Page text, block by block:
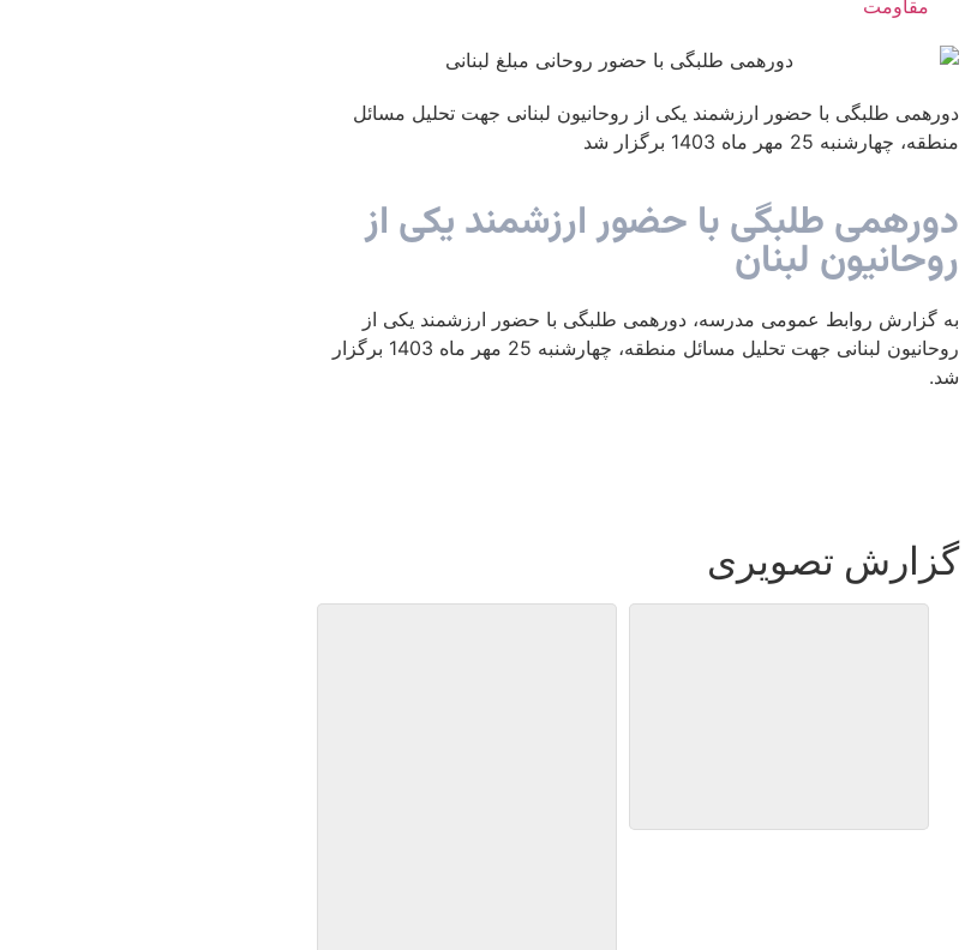
مقاومت
دورهمی طلبگی با حضور ارزشمند یکی از روحانیون لبنانی جهت تحلیل مسائل
منطقه، چهارشنبه 25 مهر ماه 1403 برگزار شد
دورهمی طلبگی با حضور ارزشمند یکی از
روحانیون لبنان
به گزارش روابط عمومی مدرسه، دورهمی طلبگی با حضور ارزشمند یکی از
روحانیون لبنانی جهت تحلیل مسائل منطقه، چهارشنبه 25 مهر ماه 1403 برگزار
شد.
گزارش تصویری